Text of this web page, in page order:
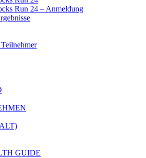
Run 24 – Anmeldung
GUIDE